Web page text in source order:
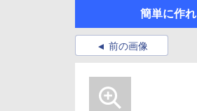
簡単に作
前の画像